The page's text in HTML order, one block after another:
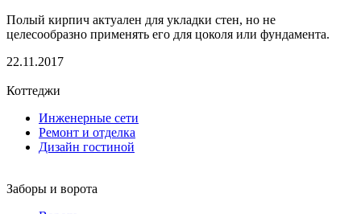
Полый кирпич актуален для укладки стен, но не
целесообразно применять его для цоколя или фундамента.
22.11.2017
Коттеджи
Инженерные сети
Ремонт и отделка
Дизайн гостиной
Заборы и ворота